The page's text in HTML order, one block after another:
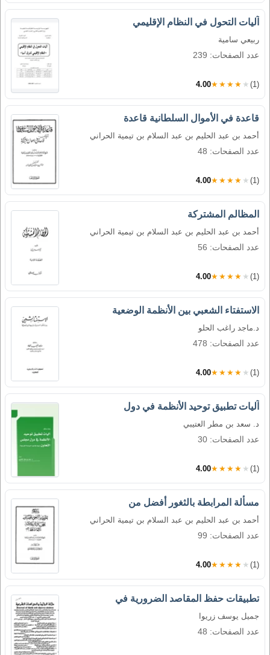
آليات التحول في النظام الإقليمي
ربيعي سامية
عدد الصفحات: 239
4.00★★★★★ (1)
قاعدة في الأموال السلطانية قاعدة
أحمد بن عبد الحليم بن عبد السلام بن تيمية الحراني
عدد الصفحات: 48
4.00★★★★★ (1)
المظالم المشتركة
أحمد بن عبد الحليم بن عبد السلام بن تيمية الحراني
عدد الصفحات: 56
4.00★★★★★ (1)
الاستفتاء الشعبي بين الأنظمة الوضعية
د.ماجد راغب الحلو
عدد الصفحات: 478
4.00★★★★★ (1)
آليات تطبيق توحيد الأنظمة في دول
د. سعد بن مطر العتيبي
عدد الصفحات: 30
4.00★★★★★ (1)
مسألة المرابطة بالثغور أفضل من
أحمد بن عبد الحليم بن عبد السلام بن تيمية الحراني
عدد الصفحات: 99
4.00★★★★★ (1)
تطبيقات حفظ المقاصد الضرورية في
جميل يوسف زريوا
عدد الصفحات: 48